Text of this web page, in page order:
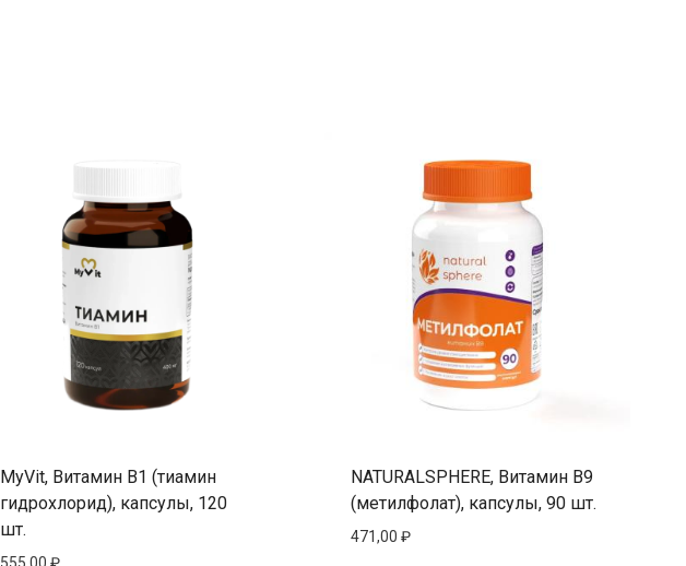
MyVit, Витамин B1 (тиамин
гидрохлорид), капсулы, 120
шт.
NATURALSPHERE, Витамин B9
(метилфолат), капсулы, 90 шт.
471,00 ₽